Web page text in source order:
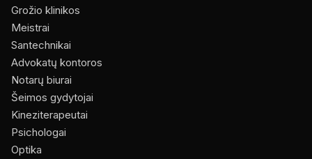
Grožio klinikos
Meistrai
Santechnikai
Advokatų kontoros
Notarų biurai
Šeimos gydytojai
Kineziterapeutai
Psichologai
Optika